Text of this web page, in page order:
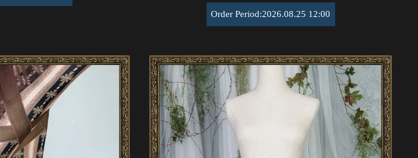
Order Period:2026.08.25 12:00